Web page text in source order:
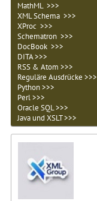
MathML >>>
XML Schema >>>
XProc >>>
Schematron >>>
DocBook >>>
DITA >>>
RSS & Atom >>>
Reguläre Ausdrücke >>>
Python >>>
Perl >>>
Oracle SQL >>>
Java und XSLT >>>